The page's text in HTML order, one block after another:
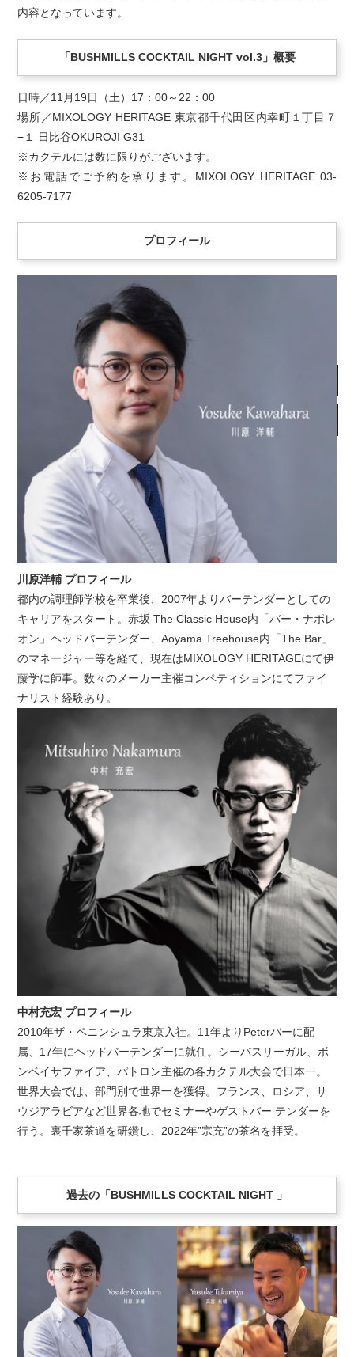
内容となっています。
「BUSHMILLS COCKTAIL NIGHT vol.3」概要
日時／11月19日（土）17：00～22：00
場所／MIXOLOGY HERITAGE 東京都千代田区内幸町１丁目７
−１ 日比谷OKUROJI G31
※カクテルには数に限りがございます。
※お電話でご予約を承ります。MIXOLOGY HERITAGE 03-
6205-7177
プロフィール
川原洋輔 プロフィール
都内の調理師学校を卒業後、2007年よりバーテンダーとしての
キャリアをスタート。赤坂 The Classic House内「バー・ナポレ
オン」ヘッドバーテンダー、Aoyama Treehouse内「The Bar」
のマネージャー等を経て、現在はMIXOLOGY HERITAGEにて伊
藤学に師事。数々のメーカー主催コンペティションにてファイ
ナリスト経験あり。
中村充宏 プロフィール
2010年ザ・ペニンシュラ東京入社。11年よりPeterバーに配
属、17年にヘッドバーテンダーに就任。シーバスリーガル、ボ
ンベイサファイア、パトロン主催の各カクテル大会で日本一。
世界大会では、部門別で世界一を獲得。フランス、ロシア、サ
ウジアラビアなど世界各地でセミナーやゲストバー テンダーを
行う。裏千家茶道を研鑽し、2022年”宗充”の茶名を拝受。
過去の「BUSHMILLS COCKTAIL NIGHT 」